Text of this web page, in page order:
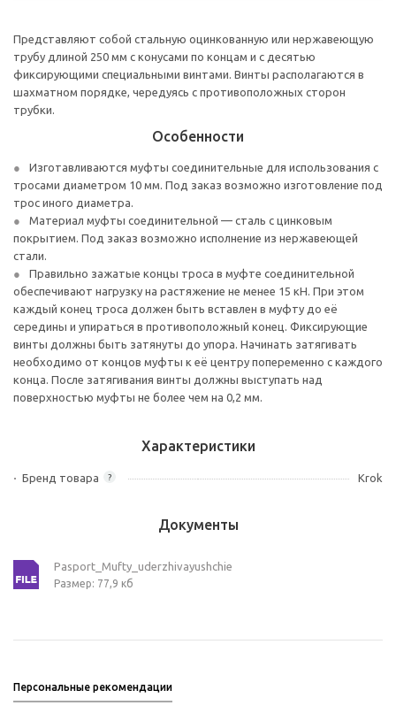
Представляют собой стальную оцинкованную или нержавеющую
трубу длиной 250 мм с конусами по концам и с десятью
фиксирующими специальными винтами. Винты располагаются в
шахматном порядке, чередуясь с противоположных сторон
трубки.
Особенности
Изготавливаются муфты соединительные для использования с
тросами диаметром 10 мм. Под заказ возможно изготовление под
трос иного диаметра.
Материал муфты соединительной — сталь с цинковым
покрытием. Под заказ возможно исполнение из нержавеющей
стали.
Правильно зажатые концы троса в муфте соединительной
обеспечивают нагрузку на растяжение не менее 15 кН. При этом
каждый конец троса должен быть вставлен в муфту до её
середины и упираться в противоположный конец. Фиксирующие
винты должны быть затянуты до упора. Начинать затягивать
необходимо от концов муфты к её центру попеременно с каждого
конца. После затягивания винты должны выступать над
поверхностью муфты не более чем на 0,2 мм.
Характеристики
?
Бренд товара Krok
Документы
Pasport_Mufty_uderzhivayushchie
Размер: 77,9 кб
Персональные рекомендации